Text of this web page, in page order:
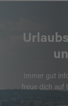
Immer gut
freue dich auf